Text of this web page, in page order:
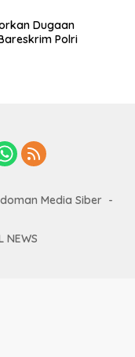
Dugaan
Polri
Media Siber
NEWS